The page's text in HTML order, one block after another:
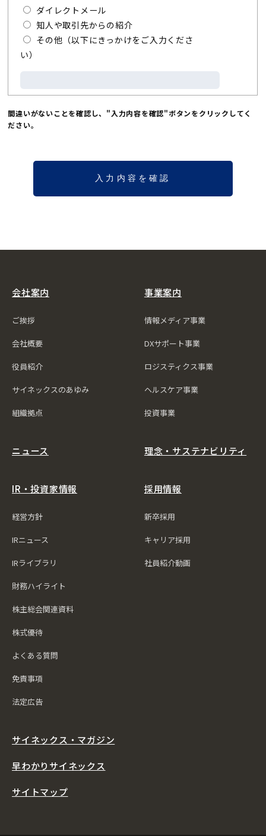
ダイレクトメール
知人や取引先からの紹介
その他（以下にきっかけをご入力くださ
い）
間違いがないことを確認し、"入力内容を確認"ボタンをクリックしてく
ださい。
会社案内
ご挨拶
会社概要
役員紹介
サイネックスのあゆみ
組織拠点
事業案内
情報メディア事業
DXサポート事業
ロジスティクス事業
ヘルスケア事業
投資事業
ニュース
IR・投資家情報
経営方針
IRニュース
IRライブラリ
財務ハイライト
株主総会関連資料
株式優待
よくある質問
免責事項
法定広告
理念・サステナビリティ
採用情報
新卒採用
キャリア採用
社員紹介動画
サイネックス・マガジン
早わかりサイネックス
サイトマップ